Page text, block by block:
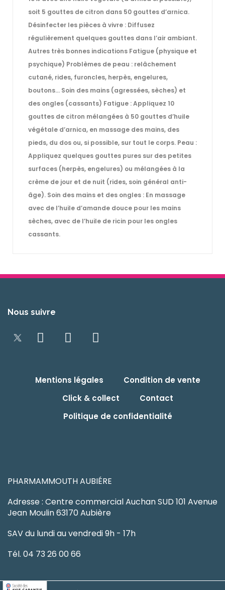
soit 5 gouttes de citron dans 50 gouttes d’arnica.
Désinfecter les pièces à vivre : Diffusez
régulièrement quelques gouttes dans l’air ambiant.
Autres très bonnes indications Fatigue (physique et
psychique) Problèmes de peau : relâchement
cutané, rides, furoncles, herpès, engelures,
boutons… Soin des mains (agressées, sèches) et
des ongles (cassants) Fatigue : Appliquez 10
gouttes de citron mélangées à 50 gouttes d’huile
végétale d’arnica, en massage des mains, des
pieds, du dos ou, si possible, sur tout le corps. Peau :
Appliquez quelques gouttes pures sur des petites
surfaces (herpès, engelures) ou mélangées à la
crème de jour et de nuit (rides, soin général anti-
âge). Soin des mains et des ongles : En massage
avec de l’huile d’amande douce pour les mains
sèches, avec de l’huile de ricin pour les ongles
cassants.
Nous suivre
Mentions légales
Condition de vente
Click & collect
Contact
Politique de confidentialité
PHARMAMMOUTH AUBIÉRE
Adresse : Centre commercial Auchan SUD 101 Avenue
Jean Moulin 63170 Aubière
SAV du lundi au vendredi 9h - 17h
Tél. 04 73 26 00 66